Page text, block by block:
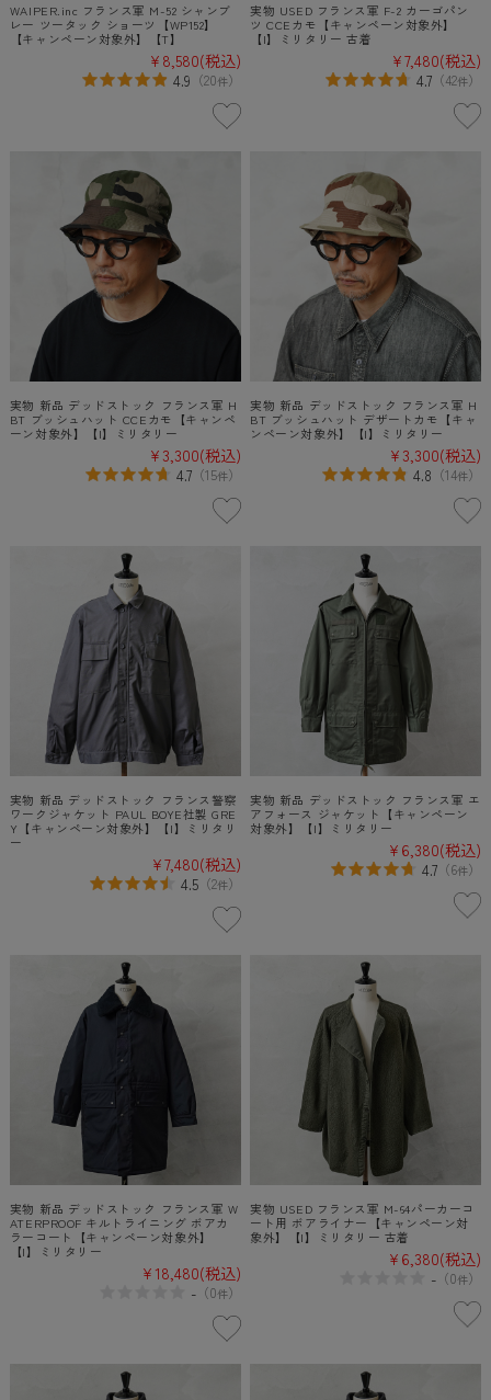
WAIPER.inc フランス軍 M-52 シャンブ
レー ツータック ショーツ【WP152】
【キャンペーン対象外】【T】
¥8,580(税込)
4.9 （20件）
実物 USED フランス軍 F-2 カーゴパン
ツ CCEカモ【キャンペーン対象外】
【I】ミリタリー 古着
¥7,480(税込)
4.7 （42件）
実物 新品 デッドストック フランス軍 H
BT ブッシュハット CCEカモ【キャンペ
ーン対象外】【I】ミリタリー
¥3,300(税込)
4.7（15件）
実物 新品 デッドストック フランス軍 H
BT ブッシュハット デザートカモ【キャ
ンペーン対象外】【I】ミリタリー
¥3,300(税込)
4.8 （14件）
実物 新品 デッドストック フランス警察
ワークジャケット PAUL BOYE社製 GRE
Y【キャンペーン対象外】【I】ミリタリ
ー
¥7,480(税込)
4.5（2件）
実物 新品 デッドストック フランス軍 エ
アフォース ジャケット【キャンペーン
対象外】【I】ミリタリー
¥6,380(税込)
4.7 （6件）
実物 新品 デッドストック フランス軍 W
ATERPROOF キルトライニング ボアカ
ラーコート【キャンペーン対象外】
【I】ミリタリー
¥18,480(税込)
-（0件）
実物 USED フランス軍 M-64パーカーコ
ート用 ボアライナー【キャンペーン対
象外】【I】ミリタリー 古着
¥6,380(税込)
- （0件）